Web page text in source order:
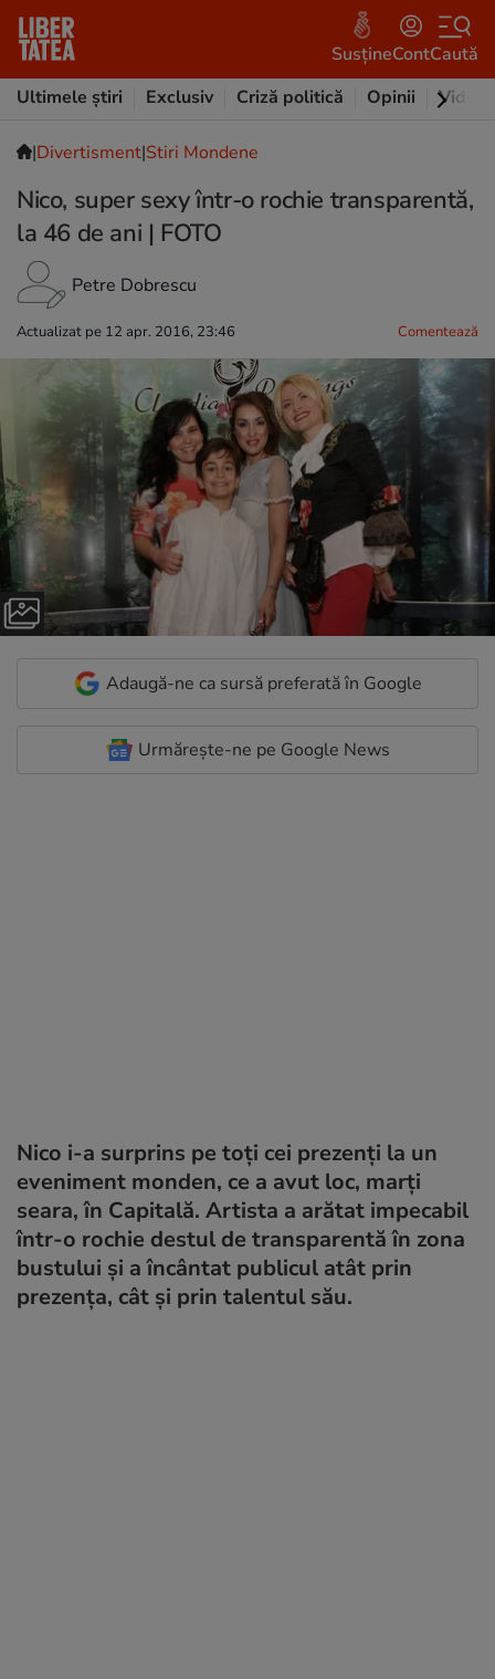
SusțineContCaută
Ultimele știri
Exclusiv Criză politică Opinii Video
|Divertisment|Stiri Mondene
Nico, super sexy într-o rochie transparentă,
la 46 de ani | FOTO
Petre Dobrescu
Actualizat pe 12 apr. 2016, 23:46 Comentează
Adaugă-ne ca sursă preferată în Google
Urmărește-ne pe Google News
Nico i-a surprins pe toți cei prezenți la un
eveniment monden, ce a avut loc, marți
seara, în Capitală. Artista a arătat impecabil
într-o rochie destul de transparentă în zona
bustului și a încântat publicul atât prin
prezența, cât și prin talentul său.